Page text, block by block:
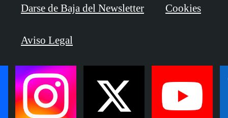
Darse de Baja del Newsletter Cookies
Aviso Legal